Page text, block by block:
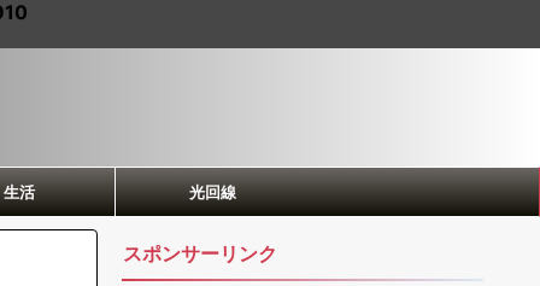
生活 光回線
スポンサーリンク